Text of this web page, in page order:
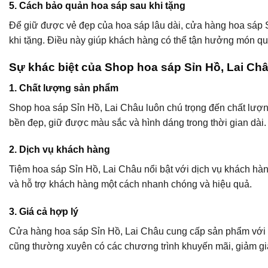
5. Cách bảo quản hoa sáp sau khi tặng
Để giữ được vẻ đẹp của hoa sáp lâu dài, cửa hàng hoa sáp
khi tặng. Điều này giúp khách hàng có thể tận hưởng món
Sự khác biệt của Shop hoa sáp Sỉn Hồ, Lai
1. Chất lượng sản phẩm
Shop hoa sáp Sỉn Hồ, Lai Châu luôn chú trọng đến chất
bền đẹp, giữ được màu sắc và hình dáng trong thời gian dài.
2. Dịch vụ khách hàng
Tiệm hoa sáp Sỉn Hồ, Lai Châu nổi bật với dịch vụ khách
và hỗ trợ khách hàng một cách nhanh chóng và hiệu quả.
3. Giá cả hợp lý
Cửa hàng hoa sáp Sỉn Hồ, Lai Châu cung cấp sản phẩm
cũng thường xuyên có các chương trình khuyến mãi, giảm